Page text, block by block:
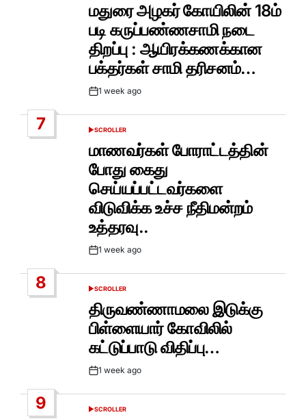
மதுரை அழகர் கோயிலின் 18ம்
படி கருப்பண்ணசாமி நடை
திறப்பு : ஆயிரக்கணக்கான
பக்தர்கள் சாமி தரிசனம்…
Post1 week ago
7
POSTED
SCROLLER
மாணவர்கள் போராட்டத்தின்
போது கைது
செய்யப்பட்டவர்களை
விடுவிக்க உச்ச நீதிமன்றம்
உத்தரவு..
Post1 week ago
8
POSTED
SCROLLER
திருவண்ணாமலை இடுக்கு
பிள்ளையார் கோவிலில்
கட்டுப்பாடு விதிப்பு…
Post1 week ago
9
POSTED
SCROLLER